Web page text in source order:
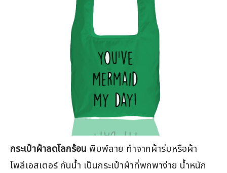
กระเป๋าผ้าลดโลกร้อน พิมพ์ลาย ทำจากผ้าร่มหรือผ้า
โพลีเอสเตอร์ กันน้ำ เป็นกระเป๋าผ้าที่พกพาง่าย น้ำหนัก